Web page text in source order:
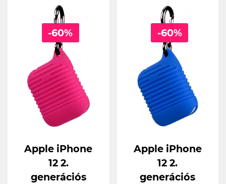
-60%
Apple iPhone
12 2.
generációs
-60%
Apple iPhone
12 2.
generációs